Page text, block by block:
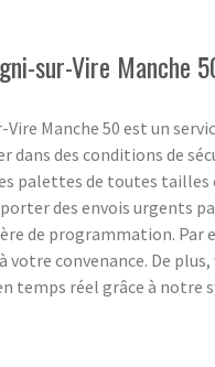
sur-Vire Manche
Manche 50 est un
des conditions de
palettes de toutes
des envois urgents
de programmation. Par
convenance. De
réel grâce à notre